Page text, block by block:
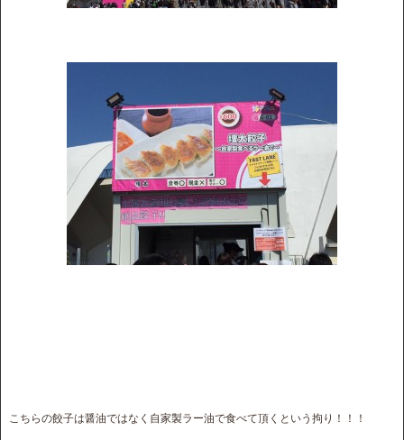
こちらの餃子は醤油ではなく自家製ラー油で食べて頂くという拘り！！！